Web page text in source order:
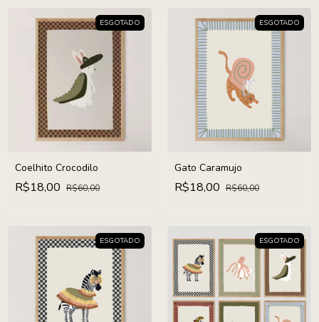
ESGOTADO
Coelhito Crocodilo
R$18,00 R$60,00
ESGOTADO
Gato Caramujo
R$18,00 R$60,00
ESGOTADO ESGOTADO